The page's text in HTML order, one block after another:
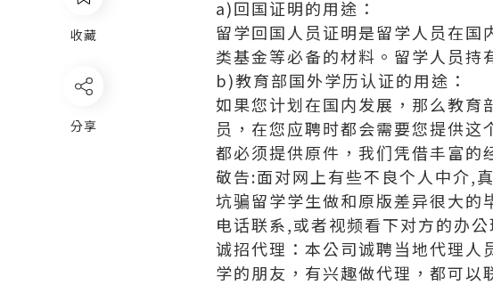
收藏
分享
a)回国证明的用途：
留学回国人员证明是留学人员在
类基金等必备的材料。留学人员持
b)教育部国外学历认证的用途：
如果您计划在国内发展，那么教育
员，在您应聘时都会需要您提供
都必须提供原件，我们凭借丰富的
敬告:面对网上有些不良个人中介,
坑骗留学学生做和原版差异很大
电话联系,或者视频看下对方的办
诚招代理：本公司诚聘当地代理人
学的朋友，有兴趣做代理，都可以